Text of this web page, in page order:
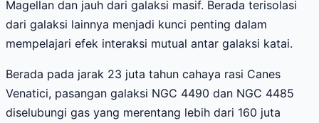
Magellan dan jauh dari galaksi masif. Berada terisolasi
dari galaksi lainnya menjadi kunci penting dalam
mempelajari efek interaksi mutual antar galaksi katai.
Berada pada jarak 23 juta tahun cahaya rasi Canes
Venatici, pasangan galaksi NGC 4490 dan NGC 4485
diselubungi gas yang merentang lebih dari 160 juta